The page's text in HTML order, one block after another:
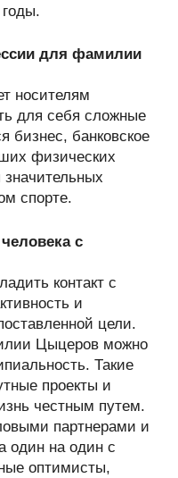
для фамилии
носителям
для себя сложные
бизнес, банковское
физических
спорте.
с
контакт с
и
цели.
Цыцеров можно
Такие
проекты и
честным путем.
партнерами и
один на один с
оптимисты,